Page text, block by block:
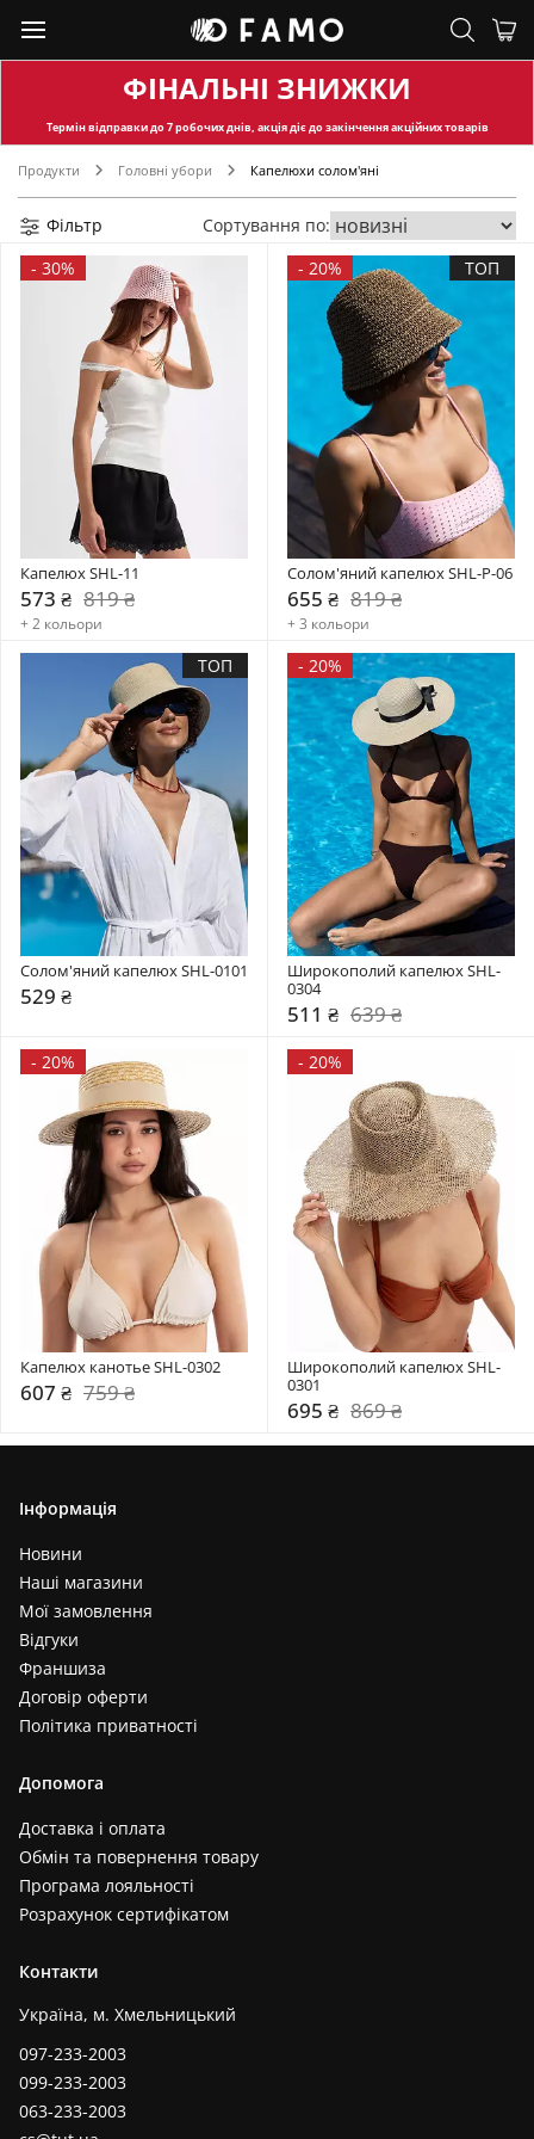
ФІНАЛЬНІ ЗНИЖКИ
Термін відправкидо 7 робочих днів, акція діє до закінчення акційних товарів
Продукти Головні убори Капелюхи солом'яні
Фільтр
Сортування по:
- 30%
Капелюх SHL-11
573 ₴ 819 ₴
+ 2 кольори
- 20% ТОП
Солом'яний капелюх SHL-P-06
655 ₴ 819 ₴
+ 3 кольори
ТОП
Солом'яний капелюх SHL-0101
529 ₴
- 20%
Широкополий капелюх SHL-
0304
511 ₴ 639 ₴
- 20%
Капелюх канотье SHL-0302
607 ₴ 759 ₴
- 20%
Широкополий капелюх SHL-
0301
695 ₴ 869 ₴
Інформація
Новини
Наші магазини
Мої замовлення
Відгуки
Франшиза
Договір оферти
Політика приватності
Допомога
Доставка і оплата
Обмін та повернення товару
Програма лояльності
Розрахунок сертифікатом
Контакти
Україна, м. Хмельницький
097-233-2003
099-233-2003
063-233-2003